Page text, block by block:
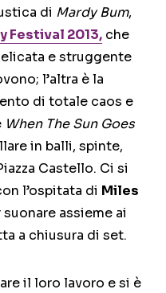
di Mardy Bum,
Festival 2013, che
e struggente
l’altra è la
di totale caos e
When The Sun Goes
in balli, spinte,
Castello. Ci si
l’ospitata di Miles
assieme ai
a chiusura di set.
il loro lavoro e si è